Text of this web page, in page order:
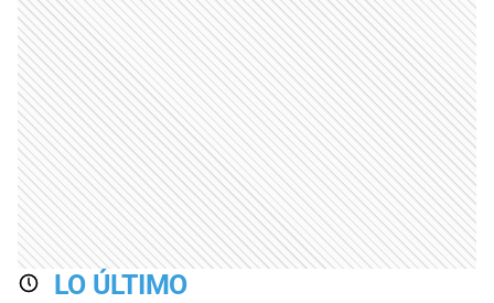
LO ÚLTIMO